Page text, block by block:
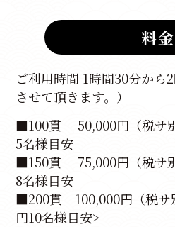
料金
ご利用時間 1時間30分から
させて頂きます。）
■100貫 50,000円（税サ
5名様目安
■150貫 75,000円（税サ
8名様目安
■200貫 100,000円（税サ
円10名様目安>